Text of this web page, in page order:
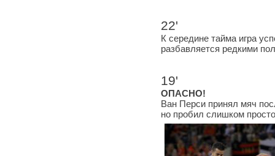
22'
К середине тайма игра
разбавляется редкими
19'
ОПАСНО!
Ван Перси принял мяч
но пробил слишком